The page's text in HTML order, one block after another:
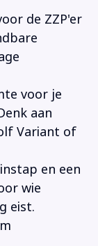
de ZZP'er
voor je
aan
Variant of
en een
wie
eist.